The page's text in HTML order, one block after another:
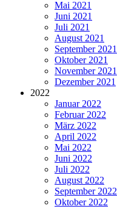
Mai 2021
Juni 2021
Juli 2021
August 2021
September 2021
Oktober 2021
November 2021
Dezember 2021
2022
Januar 2022
Februar 2022
März 2022
April 2022
Mai 2022
Juni 2022
Juli 2022
August 2022
September 2022
Oktober 2022